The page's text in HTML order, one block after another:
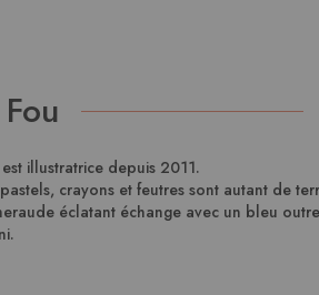
illustratrice depuis 2011.
crayons et feutres sont autant de
éclatant échange avec un bleu